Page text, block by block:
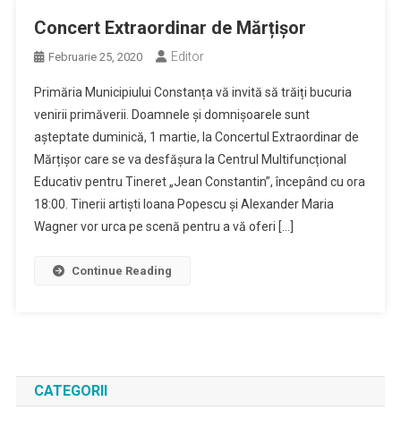
Concert Extraordinar de Mărțișor
Februarie 25, 2020 Editor
Primăria Municipiului Constanța vă invită să trăiți bucuria
venirii primăverii. Doamnele și domnișoarele sunt
așteptate duminică, 1 martie, la Concertul Extraordinar de
Mărțișor care se va desfășura la Centrul Multifuncțional
Educativ pentru Tineret „Jean Constantin”, începând cu ora
18:00. Tinerii artiști Ioana Popescu și Alexander Maria
Wagner vor urca pe scenă pentru a vă oferi […]
Continue Reading
CATEGORII